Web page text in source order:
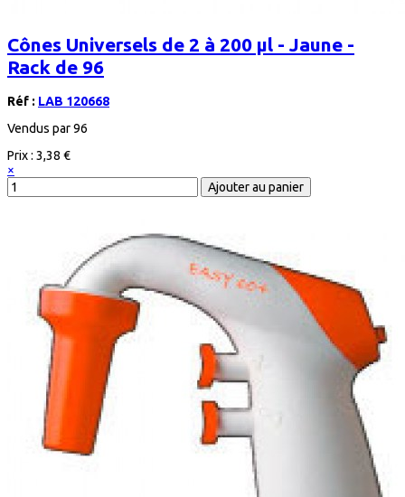
Cônes Universels de 2 à 200 μl - Jaune -
Rack de 96
Réf : LAB 120668
Vendus par 96
Prix : 3,38 €
×